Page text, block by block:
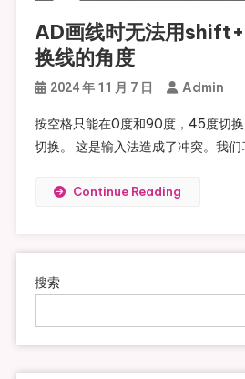
AD画线时无法用
换线的角度
2024 年 11 月 7 日 Admin
按空格只能在0度和90度，45度切
切换。 这是输入法造成了冲突。我
Continue Reading
搜索